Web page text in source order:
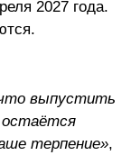
2027 года.
выпустить
остаётся
терпение»,